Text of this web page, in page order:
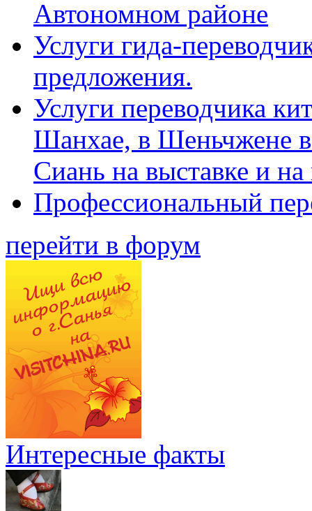
Автономном районе
Услуги гида-
предложения.
Услуги переводчика
Шанхае, в Шеньчжене
Сиань на выставке и
Профессиональный
перейти в форум
Интересные факты